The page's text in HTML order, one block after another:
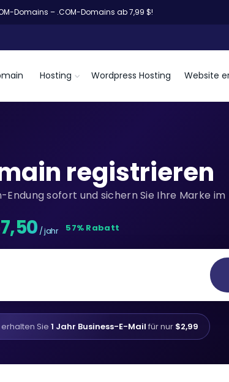
Domains – .COM-Domains ab 7,99 $!
Hosting Wordpress Hosting Website
registrieren
sofort und sichern Sie Ihre Marke im
/ jahr 57% Rabatt
Sie 1 Jahr Business-E-Mail für nur $2,99